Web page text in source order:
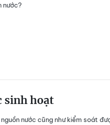
nước?
sinh hoạt
nước cũng như kiểm soát